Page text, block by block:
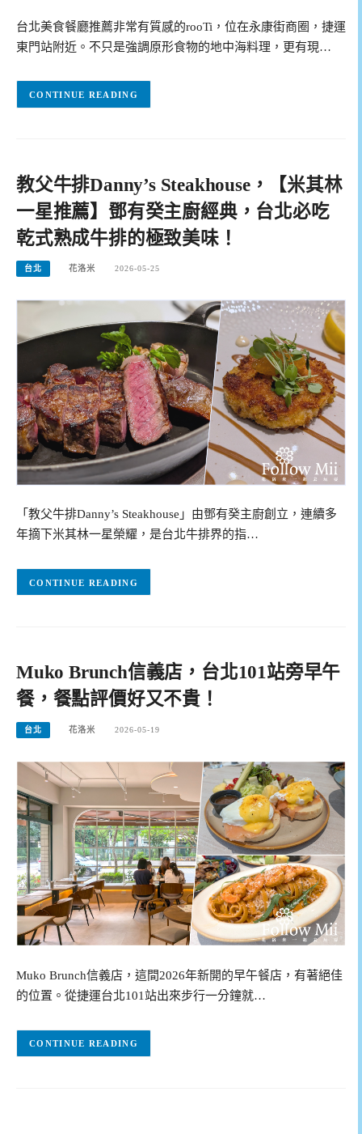
台北美食餐廳推薦非常有質感的rooTi，位在永康街商圈，捷運
東門站附近。不只是強調原形食物的地中海料理，更有現…
CONTINUE READING
教父牛排Danny’s Steakhouse，【米其林
一星推薦】鄧有癸主廚經典，台北必吃
乾式熟成牛排的極致美味！
台北 花洛米 2026-05-25
「教父牛排Danny’s Steakhouse」由鄧有癸主廚創立，連續多
年摘下米其林一星榮耀，是台北牛排界的指…
CONTINUE READING
Muko Brunch信義店，台北101站旁早午
餐，餐點評價好又不貴！
台北 花洛米 2026-05-19
Muko Brunch信義店，這間2026年新開的早午餐店，有著絕佳
的位置。從捷運台北101站出來步行一分鐘就…
CONTINUE READING